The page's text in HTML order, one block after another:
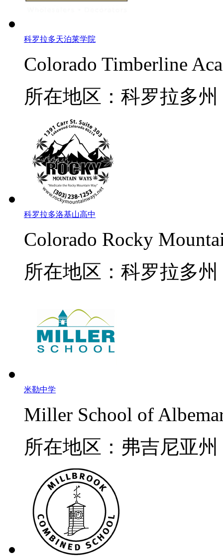
科罗拉多天泊莱学院
Colorado Timberline
所在地区：科罗拉多州
科罗拉多洛基山高中
Colorado Rocky
所在地区：科罗拉多州
米勒中学
Miller School of
所在地区：弗吉尼亚州